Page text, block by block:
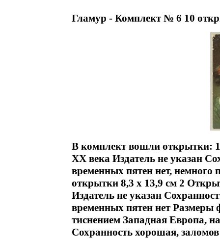
Гламур - Комплект № 6 10
В комплект вошли открытки:
ХХ века Издатель не указан
временных пятен нет,
открытки 8,3 х 13,9 см 2
Издатель не указан
временных пятен нет Размеры
тиснением Западная Европа,
Сохранность хорошая,